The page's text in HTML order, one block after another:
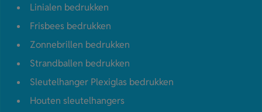
Linialen bedrukken
Frisbees bedrukken
Zonnebrillen bedrukken
Strandballen bedrukken
Sleutelhanger Plexiglas bedrukken
Houten sleutelhangers